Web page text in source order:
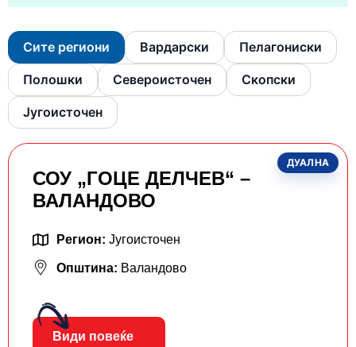
Сите региони Вардарски Пелагониски
Полошки Североисточен Скопски
Југоисточен
ДУАЛНА
СОУ „ГОЦЕ ДЕЛЧЕВ“ –
ВАЛАНДОВО
Регион: Југоисточен
Општина: Валандово
Види повеќе